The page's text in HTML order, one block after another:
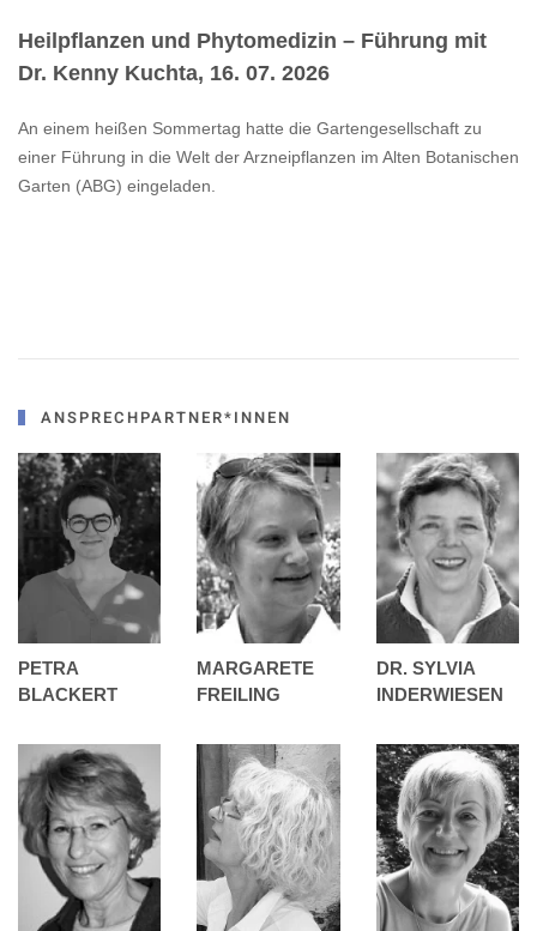
Heilpflanzen und Phytomedizin – Führung mit
Dr. Kenny Kuchta, 16. 07. 2026
An einem heißen Sommertag hatte die Gartengesellschaft zu
einer Führung in die Welt der Arzneipflanzen im Alten Botanischen
Garten (ABG) eingeladen.
ANSPRECHPARTNER*INNEN
PETRA
BLACKERT
MARGARETE
FREILING
DR. SYLVIA
INDERWIESEN